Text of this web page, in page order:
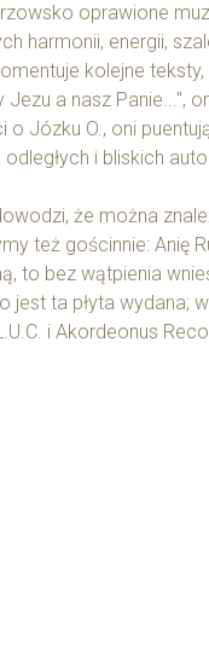
oprawione
harmonii, energii,
kolejne
Jezu a nasz
Józku O., oni
i bliskich
że można
też gościnnie:
to bez wątpienia
jest ta płyta
i Akordeonus